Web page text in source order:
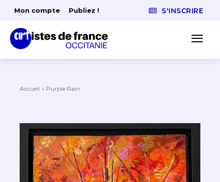
Mon compte Publiez ! S'INSCRIRE
Accueil Purple Rain